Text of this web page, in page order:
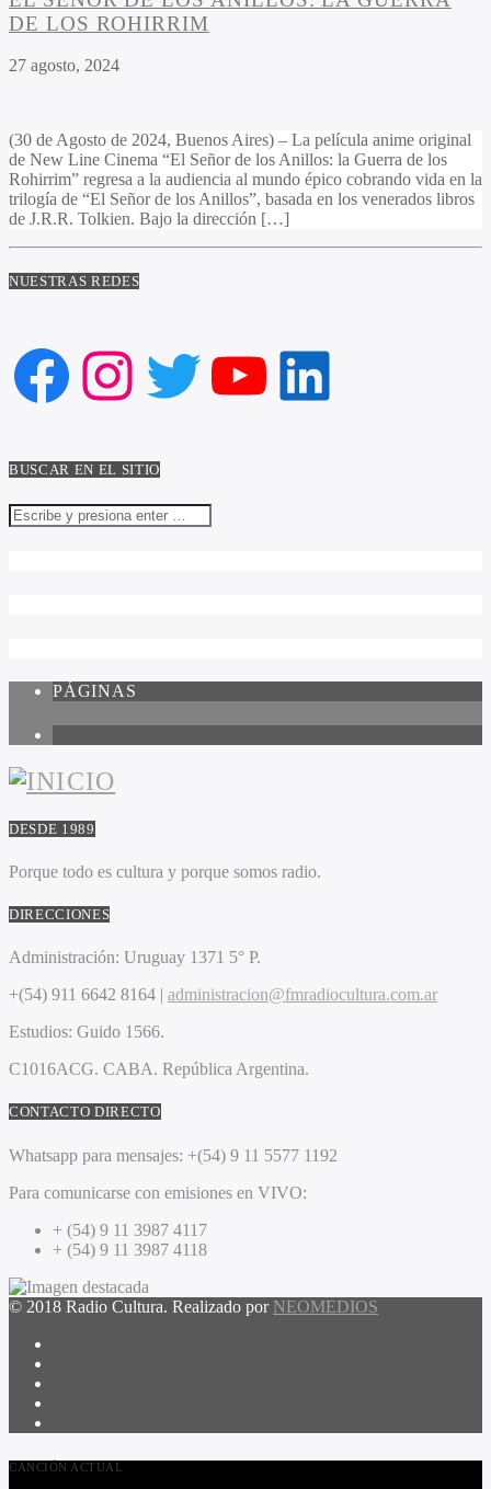
DE LOS ROHIRRIM
27 agosto, 2024
(30 de Agosto de 2024, Buenos Aires) – La película anime original
de New Line Cinema “El Señor de los Anillos: la Guerra de los
Rohirrim” regresa a la audiencia al mundo épico cobrando vida en la
trilogía de “El Señor de los Anillos”, basada en los venerados libros
de J.R.R. Tolkien. Bajo la dirección […]
NUESTRAS REDES
Facebook
Instagram
Twitter
YouTube
LinkedIn
BUSCAR EN EL SITIO
PÁGINAS
DESDE 1989
Porque todo es cultura y porque somos radio.
DIRECCIONES
Administración: Uruguay 1371 5° P.
+(54) 911 6642 8164 | administracion@fmradiocultura.com.ar
Estudios: Guido 1566.
C1016ACG. CABA. República Argentina.
CONTACTO DIRECTO
Whatsapp para mensajes: +(54) 9 11 5577 1192
Para comunicarse con emisiones en VIVO:
+ (54) 9 11 3987 4117
+ (54) 9 11 3987 4118
© 2018 Radio Cultura. Realizado por NEOMEDIOS
CANCIÓN ACTUAL